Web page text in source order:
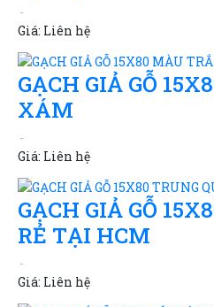
Giá: Liên hệ
GẠCH GIẢ GỖ
XÁM
Giá: Liên hệ
GẠCH GIẢ GỖ
RẺ TẠI HCM
Giá: Liên hệ